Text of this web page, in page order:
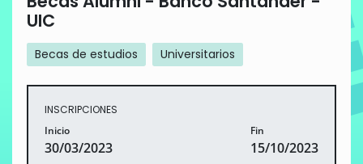
UIC
Becas de estudios Universitarios
INSCRIPCIONES
Inicio
30/03/2023
Fin
15/10/2023